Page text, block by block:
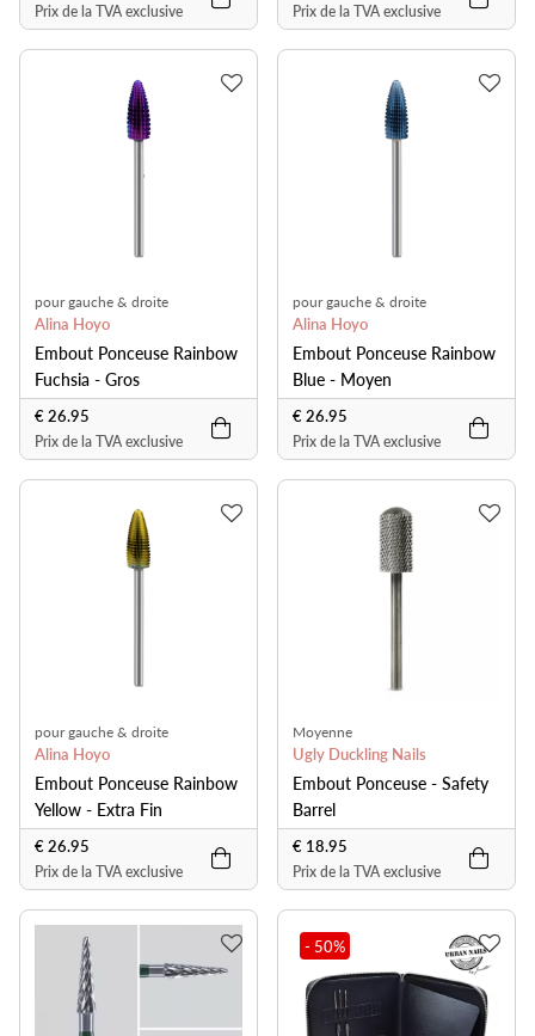
Prix de la TVA exclusive Prix de la TVA exclusive
pour gauche & droite
Alina Hoyo
Embout Ponceuse Rainbow
Fuchsia - Gros
€ 26.95
Prix de la TVA exclusive
pour gauche & droite
Alina Hoyo
Embout Ponceuse Rainbow
Blue - Moyen
€ 26.95
Prix de la TVA exclusive
pour gauche & droite
Alina Hoyo
Embout Ponceuse Rainbow
Yellow - Extra Fin
€ 26.95
Prix de la TVA exclusive
Moyenne
Ugly Duckling Nails
Embout Ponceuse - Safety
Barrel
€ 18.95
Prix de la TVA exclusive
- 50%